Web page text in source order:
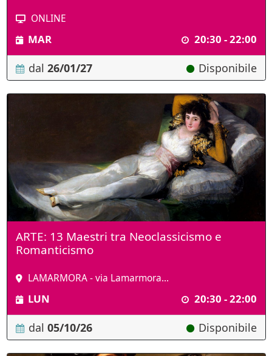
ONLINE
MAR 20:30 - 22:00
dal 26/01/27 Disponibile
ARTE: 13 Maestri tra Neoclassicismo e
Romanticismo
LAMARMORA - via Lamarmora...
LUN 20:30 - 22:00
dal 05/10/26 Disponibile